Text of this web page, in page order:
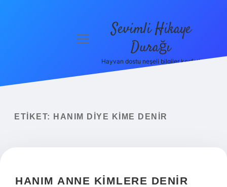
menüyü
Sevimli Hikaye
Durağı
Hayvan dostu neşeli bilgiler keşfet!
ETIKET: HANIM DIYE KIME DENIR
HANIM ANNE KIMLERE DENIR